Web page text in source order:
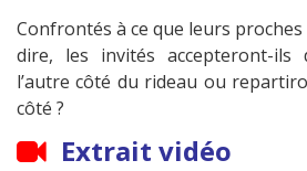
Confrontés à ce que leurs
dire, les invités accepteront-
l’autre côté du rideau ou
côté ?
Extrait vidéo